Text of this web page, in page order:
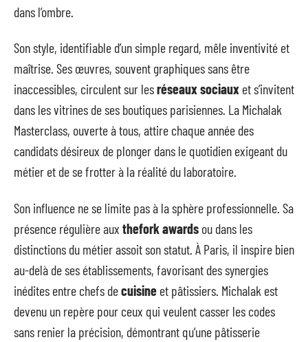
dans l’ombre.
Son style, identifiable d’un simple regard, mêle inventivité et
maîtrise. Ses œuvres, souvent graphiques sans être
inaccessibles, circulent sur lesréseaux sociaux et s’invitent
dans les vitrines de ses boutiques parisiennes. La Michalak
Masterclass, ouverte à tous, attire chaque année des
candidats désireux de plonger dans le quotidien exigeant du
métier et de se frotter à la réalité du laboratoire.
Son influence ne se limite pas à la sphère professionnelle. Sa
présence régulière aux thefork awards ou dans les
distinctions du métier assoit son statut. À Paris, il inspire bien
au-delà de ses établissements, favorisant des synergies
inédites entre chefs decuisine et pâtissiers. Michalak est
devenu un repère pour ceux qui veulent casser les codes
sans renier la précision, démontrant qu’une pâtisserie